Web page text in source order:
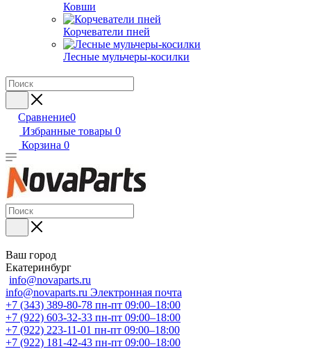
Ковши
Корчеватели пней
Лесные мульчеры-косилки
Сравнение0
Избранные товары 0
Корзина 0
Ваш город
Екатеринбург
info@novaparts.ru
info@novaparts.ru Электронная почта
+7 (343) 389-80-78 пн-пт 09:00–18:00
+7 (922) 603-32-33 пн-пт 09:00–18:00
+7 (922) 223-11-01 пн-пт 09:00–18:00
+7 (922) 181-42-43 пн-пт 09:00–18:00